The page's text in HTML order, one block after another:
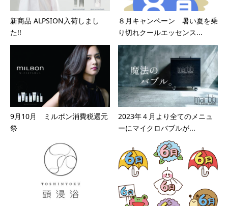
新商品 ALPSION入荷しまし
た!!
８月キャンペーン 暑い夏を乗
り切れクールエッセンス...
9月10月 ミルボン消費税還元
祭
2023年４月より全てのメニュ
ーにマイクロバブルが...